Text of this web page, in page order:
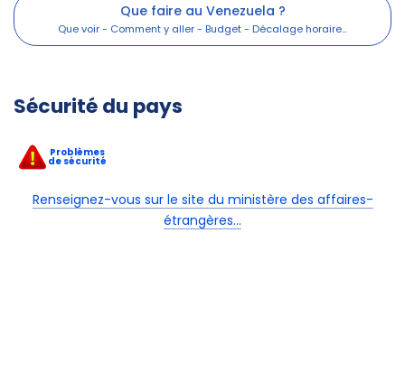
Que faire au Venezuela ?
Sécurité du pays
Problèmes
de sécurité
Renseignez-vous sur le site du ministère des affaires-
étrangères...